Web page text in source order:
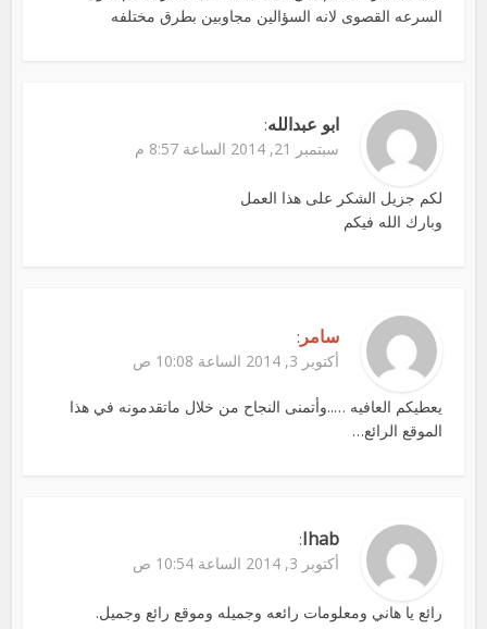
السرعه القصوى لانه السؤالين مجاوبين بطرق مختلفه
ابو عبدالله:
سبتمبر 21, 2014 الساعة 8:57 م
لكم جزيل الشكر على هذا العمل
وبارك الله فيكم
سامر :
أكتوبر 3, 2014 الساعة 10:08 ص
يعطيكم العافيه …..وأتمنى النجاح من خلال ماتقدمونه في هذا
الموقع الرائع…
Ihab
:
أكتوبر 3, 2014 الساعة 10:54 ص
رائع يا هاني ومعلومات رائعه وجميله وموقع رائع وجميل.